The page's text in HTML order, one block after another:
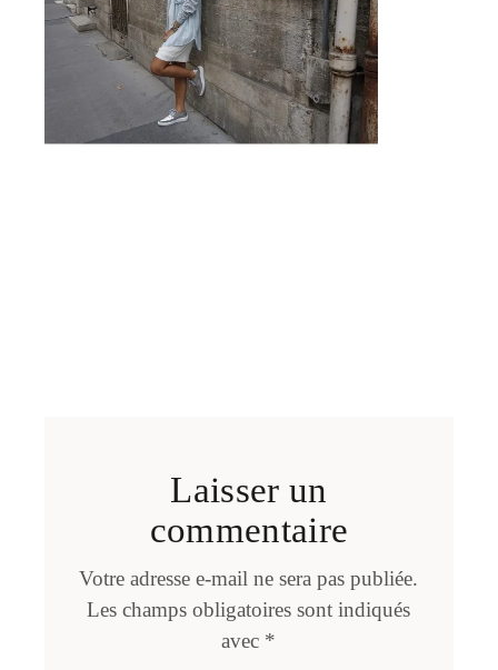
Laisser un
commentaire
Votre adresse e-mail ne sera pas publiée.
Les champs obligatoires sont indiqués
avec *